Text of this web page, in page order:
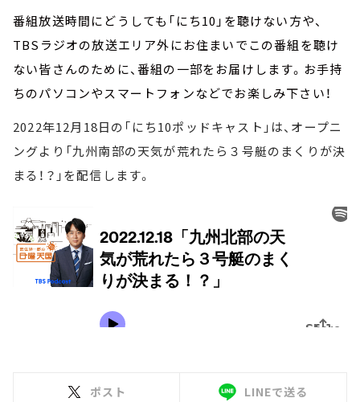
番組放送時間にどうしても「にち10」を聴けない方や、
TBSラジオの放送エリア外にお住まいでこの番組を聴け
ない皆さんのために、番組の一部をお届けします。お手持
ちのパソコンやスマートフォンなどでお楽しみ下さい！
2022年12月18日の「にち10ポッドキャスト」は、オープニ
ングより「九州南部の天気が荒れたら３号艇のまくりが決
まる！？」を配信します。
ポスト LINEで送る